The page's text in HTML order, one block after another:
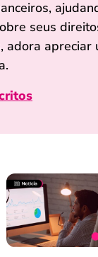
seus
adora apreciar